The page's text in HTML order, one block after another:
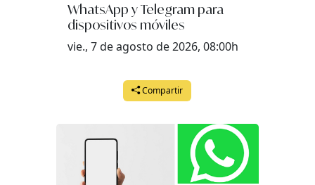
WhatsApp y Telegram para
dispositivos móviles
vie., 7 de agosto de 2026, 08:00h
Compartir